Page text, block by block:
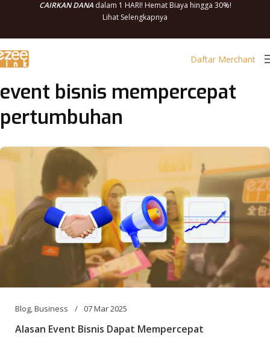
CAIRKAN DANAdalam 1 HARI! Hemat Biaya hingga 30%!
Lihat Selengkapnya
Daftar Merchant
event bisnis mempercepat
pertumbuhan
Blog,Business 07 Mar 2025
Alasan Event Bisnis Dapat Mempercepat